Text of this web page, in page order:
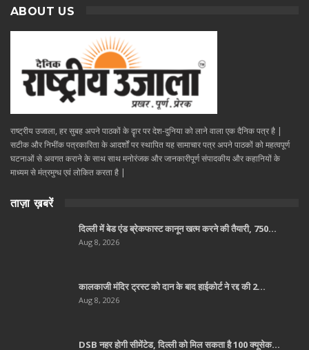
ABOUT US
राष्ट्रीय उजाला, हर सुबह अपने पाठकों के दॄार पर देश-दुनिया को लाने वाला एक दैनिक पत्र है |
सटीक और निभींक पत्रकारिता के आदर्शों पर स्थापित यह सामाचार पत्र अपने पाठकों को महत्वपूर्ण
घटनाओं से अवगत कराने के साथ साथ मनोरंजक और जानकारीपूर्ण संपादकीय और कहानियों के
माध्यम से मंत्रमुग्ध एवं लोकित करता है |
ताज़ा ख़बरें
दिल्ली में बेड एंड ब्रेकफास्ट कानून खत्म करने की तैयारी, 750…
Aug 8, 2026
कालकाजी मंदिर ट्रस्ट को दान के बाद हाईकोर्ट ने रद्द की 2…
Aug 8, 2026
DSB नहर होगी सीमेंटेड, दिल्ली को मिल सकता है 100 क्यूसेक…